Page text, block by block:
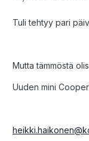
Tuli tehtyy pari
Mutta tämmöstä
Uuden mini